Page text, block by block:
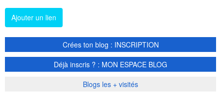
Ajouter un lien
Crées ton blog : INSCRIPTION
Déjà inscris ? : MON ESPACE BLOG
Blogs les + visités